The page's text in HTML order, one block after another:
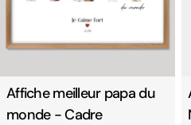
Affiche meilleur papa du
monde - Cadre